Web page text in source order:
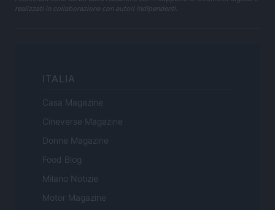
realizzati in collaborazione con autori indipendenti.
ITALIA
Casa Magazine
Cineverse Magazine
Donne Magazine
Food Blog
Milano Notizie
Motor Magazine